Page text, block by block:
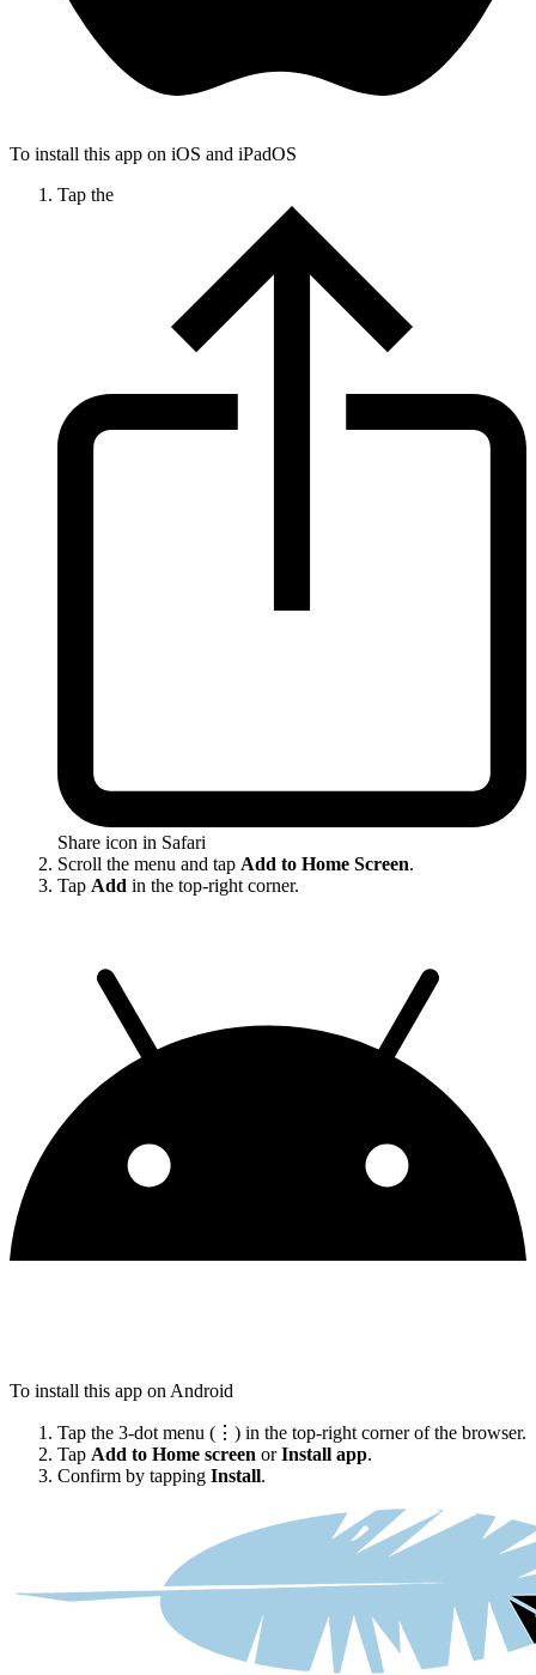
To install this app on iOS and iPadOS
Tap the
Share icon in Safari
Scroll the menu and tap Add to Home Screen.
Tap Add in the top-right corner.
To install this app on Android
Tap the 3-dot menu (⋮) in the top-right corner of the browser.
Tap Add to Home screen orInstall app.
Confirm by tapping Install.